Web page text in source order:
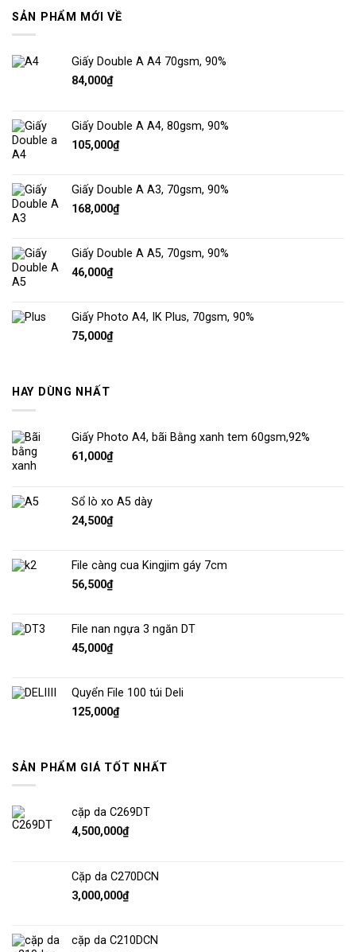
SẢN PHẨM MỚI VỀ
Giấy Double A A4 70gsm, 90%
84,000₫
Giấy Double A A4, 80gsm, 90%
105,000₫
Giấy Double A A3, 70gsm, 90%
168,000₫
Giấy Double A A5, 70gsm, 90%
46,000₫
Giấy Photo A4, IK Plus, 70gsm, 90%
75,000₫
HAY DÙNG NHẤT
Giấy Photo A4, bãi Bằng xanh tem 60gsm,92%
61,000₫
Sổ lò xo A5 dày
24,500₫
File càng cua Kingjim gáy 7cm
56,500₫
File nan ngựa 3 ngăn DT
45,000₫
Quyển File 100 túi Deli
125,000₫
SẢN PHẨM GIÁ TỐT NHẤT
cặp da C269DT
4,500,000₫
Cặp da C270DCN
3,000,000₫
cặp da C210DCN